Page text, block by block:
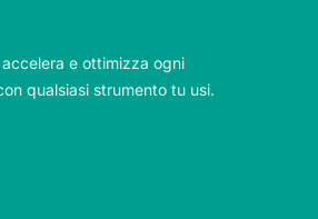
e ottimizza ogni
qualsiasi strumento tu usi.